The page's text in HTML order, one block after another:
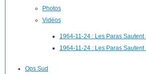
Photos
Vidéos
1964-11-24 : Les Paras Sautent
1964-11-24 : Les Paras Sautent
Ops Sud